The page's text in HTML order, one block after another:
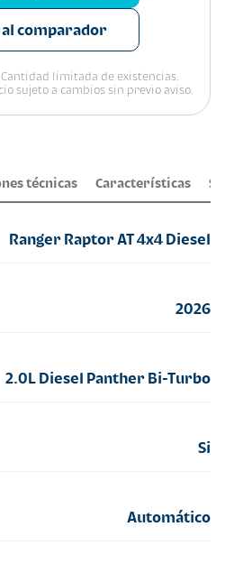
técnicas Características
Ranger Raptor AT 4x4 Diesel
2026
2.0L Diesel Panther Bi-Turbo
Si
Automático
comparador
limitada de existencias.
sujeto a cambios sin previo aviso.